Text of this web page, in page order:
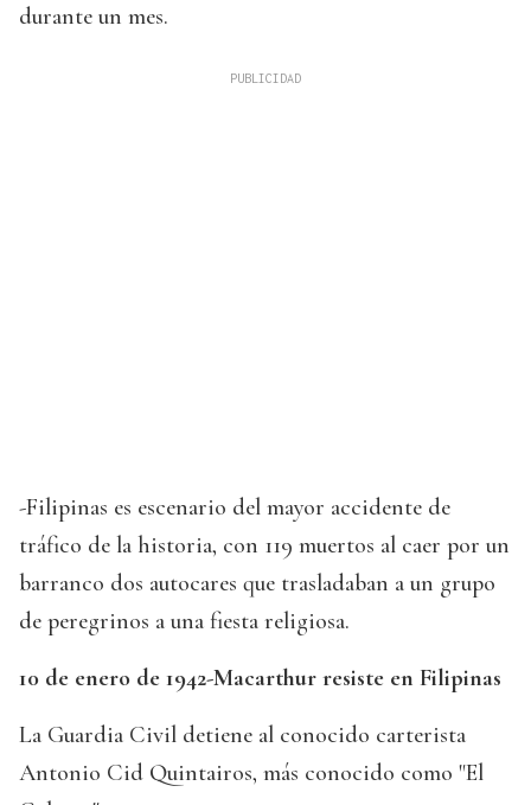
durante un mes.
-Filipinas es escenario del mayor accidente de
tráfico de la historia, con 119 muertos al caer por un
barranco dos autocares que trasladaban a un grupo
de peregrinos a una fiesta religiosa.
10 de enero de 1942-Macarthur resiste en Filipinas
La Guardia Civil detiene al conocido carterista
Antonio Cid Quintairos, más conocido como "El